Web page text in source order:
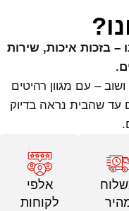
– בזכות איכות, שירות
– עם מגוון רהיטים
עד שהבית נראה בדיוק
אלפי
לקוחות